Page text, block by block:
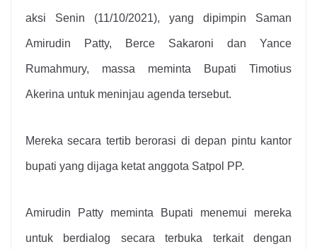
aksi Senin (11/10/2021), yang dipimpin Saman
Amirudin Patty, Berce Sakaroni dan Yance
Rumahmury, massa meminta Bupati Timotius
Akerina untuk meninjau agenda tersebut.
Mereka secara tertib berorasi di depan pintu kantor
bupati yang dijaga ketat anggota Satpol PP.
Amirudin Patty meminta Bupati menemui mereka
untuk berdialog secara terbuka terkait dengan